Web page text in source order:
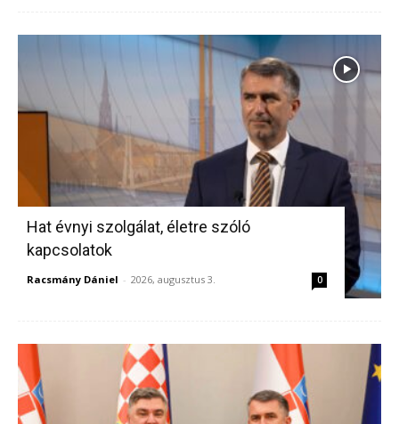
Hat évnyi szolgálat, életre szóló
kapcsolatok
Racsmány Dániel - 2026, augusztus 3. 0